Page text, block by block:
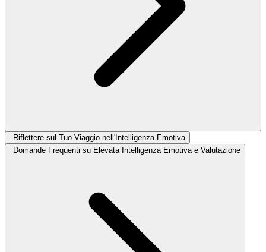
Riflettere sul Tuo Viaggio nell'Intelligenza Emotiva
Domande Frequenti su Elevata Intelligenza Emotiva e Valutazione